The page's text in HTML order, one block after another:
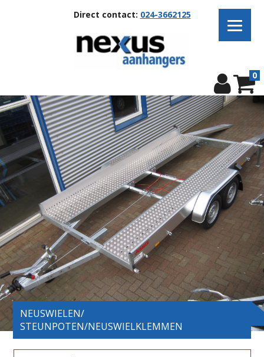
Direct contact: 024-3662125
0
NEUSWIELEN/
STEUNPOTEN/NEUSWIELKLEMMEN